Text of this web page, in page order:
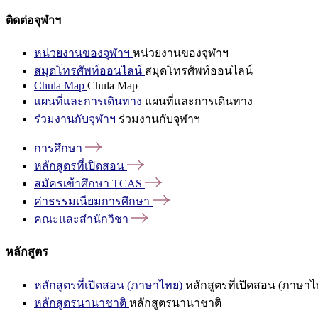
ติดต่อจุฬาฯ
หน่วยงานของจุฬาฯ หน่วยงานของจุฬาฯ
สมุดโทรศัพท์ออนไลน์ สมุดโทรศัพท์ออนไลน์
Chula Map Chula Map
แผนที่และการเดินทาง แผนที่และการเดินทาง
ร่วมงานกับจุฬาฯ ร่วมงานกับจุฬาฯ
การศึกษา
หลักสูตรที่เปิดสอน
สมัครเข้าศึกษา TCAS
ค่าธรรมเนียมการศึกษา
คณะและสำนักวิชา
หลักสูตร
หลักสูตรที่เปิดสอน (ภาษาไทย) หลักสูตรที่เปิดสอน (ภาษาไ
หลักสูตรนานาชาติ หลักสูตรนานาชาติ